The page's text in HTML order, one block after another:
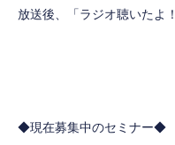
放送後、「ラジオ聴いたよ
◆現在募集中のセミナー◆